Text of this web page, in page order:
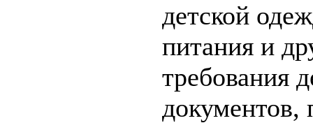
детской
питания и
требования
документов,